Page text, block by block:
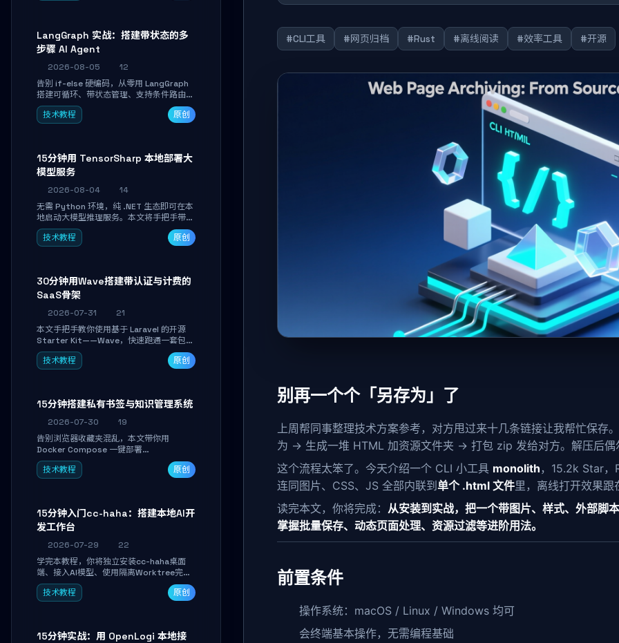
LangGraph 实战：搭建带状态的多
步骤 AI Agent
2026-08-05
12
告别 if-else 硬编码，从零用 LangGraph
搭建可循环、带状态管理、支持条件路由的
多步骤 AI 代理。学完能独立编写包含自动
决策、工具调用和持久化状态的复杂工作
技术教程 原创
15分钟用 TensorSharp 本地部署大
模型服务
2026-08-04
14
无需 Python 环境，纯 .NET 生态即可在本
地启动大模型推理服务。本文将手把手带你
下载模型、配置 GPU 加速、启动 OpenAI
兼容 API，并在 C# 业务代码中无缝调用。
技术教程 原创
30分钟用Wave搭建带认证与计费的
SaaS骨架
2026-07-31
21
本文手把手教你使用基于 Laravel 的开源
Starter Kit——Wave，快速跑通一套包含
用户认证、订阅计费、角色权限和后台管理
的完整 SaaS 骨架。附带 Stripe 测试支付
技术教程 原创
15分钟搭建私有书签与知识管理系统
2026-07-30
19
告别浏览器收藏夹混乱，本文带你用
Docker Compose 一键部署
Linkwarden。15 分钟完成私有书签系统搭
建，掌握网页快照归档、高亮批注、分类管
技术教程 原创
15分钟入门cc-haha：搭建本地AI开
发工作台
2026-07-29
22
学完本教程，你将独立安装cc-haha桌面
端、接入AI模型、使用隔离Worktree完成
真实开发任务，并通过Diff审阅面板安全落
地AI代码改写。告别终端黑盒操作，让AI在
技术教程 原创
15分钟实战：用 OpenLogi 本地接
#CLI工具 #网页归档 #Rust #离线阅读 #效率工具 #开源
别再一个个「另存为」了
上周帮同事整理技术方案参考，对方甩过来十几条链接让我帮忙保存
为 → 生成一堆 HTML 加资源文件夹 → 打包 zip 发给对方。解压后偶
这个流程太笨了。今天介绍一个 CLI 小工具 monolith ，15.2k Star，
连同图片、CSS、JS 全部内联到 单个 .html 文件里，离线打开效果跟
读完本文，你将完成： 从安装到实战，把一个带图片、样式、外部脚
掌握批量保存、动态页面处理、资源过滤等进阶用法。
前置条件
操作系统：macOS / Linux / Windows 均可
会终端基本操作，无需编程基础